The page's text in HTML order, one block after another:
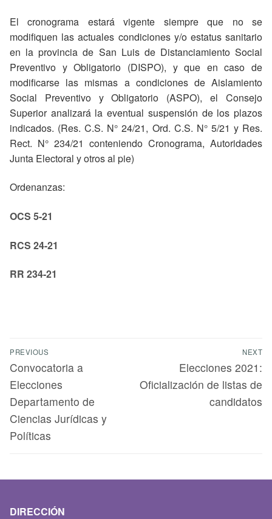
El cronograma estará vigente siempre que no se
modifiquen las actuales condiciones y/o estatus sanitario
en la provincia de San Luis de Distanciamiento Social
Preventivo y Obligatorio (DISPO), y que en caso de
modificarse las mismas a condiciones de Aislamiento
Social Preventivo y Obligatorio (ASPO), el Consejo
Superior analizará la eventual suspensión de los plazos
indicados. (Res. C.S. N° 24/21, Ord. C.S. N° 5/21 y Res.
Rect. N° 234/21 conteniendo Cronograma, Autoridades
Junta Electoral y otros al pie)
Ordenanzas:
OCS 5-21
RCS 24-21
RR 234-21
PREVIOUS
Convocatoria a
Elecciones
Departamento de
Ciencias Jurídicas y
Políticas
NEXT
Elecciones 2021:
Oficialización de listas de
candidatos
DIRECCIÓN